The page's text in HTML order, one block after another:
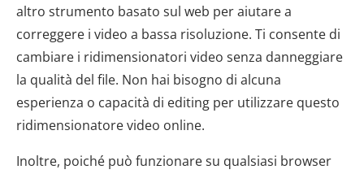
altro strumento basato sul web per aiutare a
correggere i video a bassa risoluzione. Ti consente di
cambiare i ridimensionatori video senza danneggiare
la qualità del file. Non hai bisogno di alcuna
esperienza o capacità di editing per utilizzare questo
ridimensionatore video online.
Inoltre, poiché può funzionare su qualsiasi browser